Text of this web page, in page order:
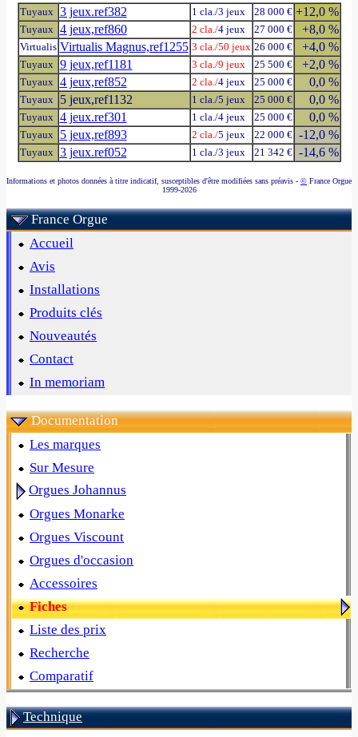
Tuyaux 3 jeux.ref382 1 cla./3 jeux 28 000 € +12,0 %
Tuyaux 4 jeux,ref860 2 cla./4 jeux 27 000 € +8,0 %
Virtualis Virtualis Magnus,ref1255 3 cla./50 jeux 26 000 € +4,0 %
Tuyaux 9 jeux,ref1181 3 cla./9 jeux 25 500 € +2,0 %
Tuyaux 4 jeux,ref852 2 cla./4 jeux 25 000 € 0,0 %
Tuyaux 5 jeux,ref1132 1 cla./5 jeux 25 000 € 0,0 %
Tuyaux 4 jeux.ref301 1 cla./4 jeux 25 000 € 0,0 %
Tuyaux 5 jeux,ref893 2 cla./5 jeux 22 000 € -12,0 %
Tuyaux 3 jeux.ref052 1 cla./3 jeux 21 342 € -14,6 %
Informations et photos données à titre indicatif, susceptibles d'être modifiées sans préavis - © France Orgue
1999-2026
France Orgue
Accueil
Avis
Installations
Produits clés
Nouveautés
Contact
In memoriam
Documentation
Les marques
Sur Mesure
Orgues Johannus
Orgues Monarke
Orgues Viscount
Orgues d'occasion
Accessoires
Fiches
Liste des prix
Recherche
Comparatif
Technique